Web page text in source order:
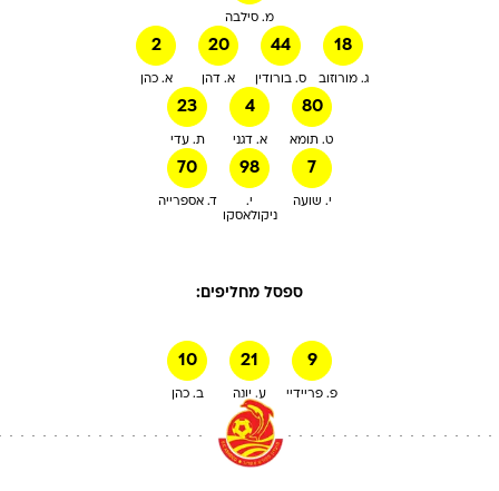
מ. סילבה
2
א. כהן
20
א. דהן
44
ס. בורודין
18
ג. מורוזוב
23
ת. עדי
4
א. דגני
80
ט. תומא
70
ד. אספרייה
98
י.
ניקולאסקו
7
י. שועה
ספסל מחליפים:
10
ב. כהן
21
ע. יונה
9
פ. פריידיי